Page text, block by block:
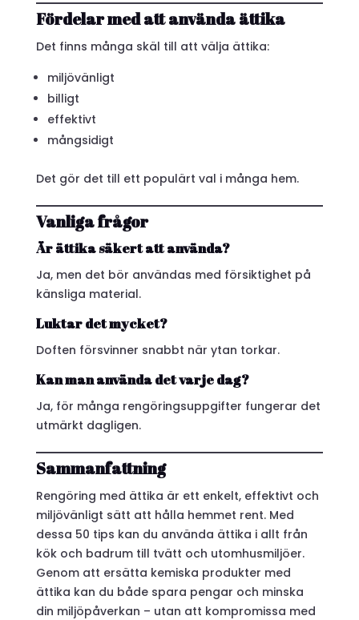
Fördelar med att använda ättika
Det finns många skäl till att välja ättika:
miljövänligt
billigt
effektivt
mångsidigt
Det gör det till ett populärt val i många hem.
Vanliga frågor
Är ättika säkert att använda?
Ja, men det bör användas med försiktighet på
känsliga material.
Luktar det mycket?
Doften försvinner snabbt när ytan torkar.
Kan man använda det varje dag?
Ja, för många rengöringsuppgifter fungerar det
utmärkt dagligen.
Sammanfattning
Rengöring med ättika är ett enkelt, effektivt och
miljövänligt sätt att hålla hemmet rent. Med
dessa 50 tips kan du använda ättika i allt från
kök och badrum till tvätt och utomhusmiljöer.
Genom att ersätta kemiska produkter med
ättika kan du både spara pengar och minska
din miljöpåverkan – utan att kompromissa med